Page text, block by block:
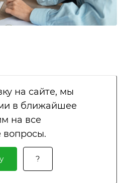
на сайте, мы
в ближайшее
на все
?